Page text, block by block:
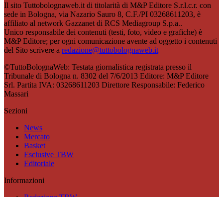
Il sito Tuttobolognaweb.it di titolarità di M&P Editore S.r.l.c.r. con
sede in Bologna, via Nazario Sauro 8, C.F./PI 03268611203, è
affiliato al network Gazzanet di RCS Mediagroup S.p.a..
Unico responsabile dei contenuti (testi, foto, video e grafiche) è
M&P Editore; per ogni comunicazione avente ad oggetto i contenuti
del Sito scrivere a redazione@tuttobolognaweb.it
©TuttoBolognaWeb: Testata giornalistica registrata presso il
Tribunale di Bologna n. 8302 del 7/6/2013 Editore: M&P Editore
Srl. Partita IVA: 03268611203 Direttore Responsabile: Federico
Massari
Sezioni
News
Mercato
Basket
Esclusive TBW
Editoriale
Informazioni